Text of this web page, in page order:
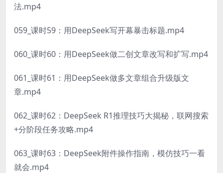
法.mp4
059_课时59：用DeepSeek写开幕暴击标题.mp4
060_课时60：用DeepSeek做二创文章改写和扩写.mp4
061_课时61：用DeepSeek做多文章组合升级版文
章.mp4
062_课时62：DeepSeek R1推理技巧大揭秘，联网搜索
+分阶段任务攻略.mp4
063_课时63：DeepSeek附件操作指南，模仿技巧一看
就会.mp4